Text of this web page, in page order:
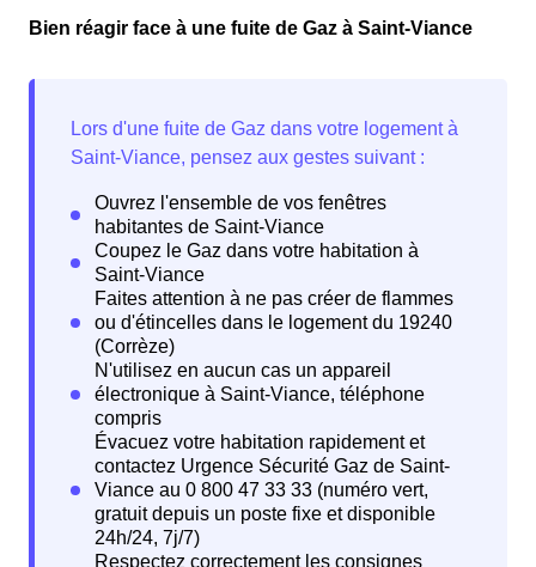
Bien réagir face à une fuite de Gaz à Saint-Viance